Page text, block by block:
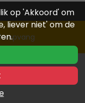
op 'Akkoord' om
liever niet' om de